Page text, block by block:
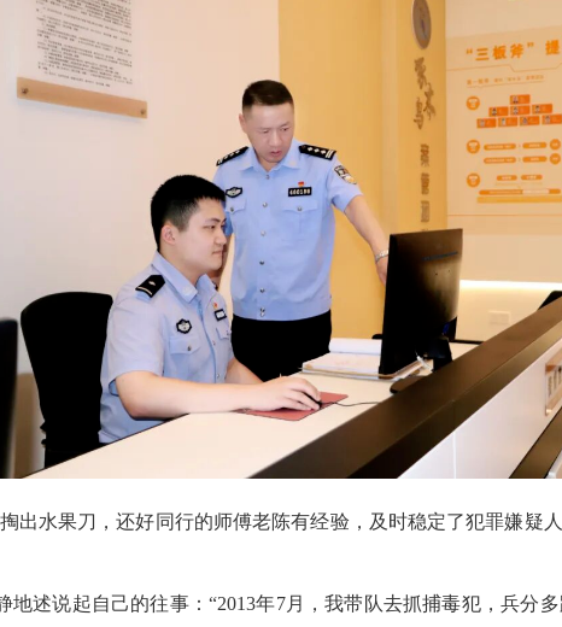
水果刀，还好同行的师傅老陈有经验，及时稳定了犯罪嫌疑
说起自己的往事：“2013年7月，我带队去抓捕毒犯，兵分